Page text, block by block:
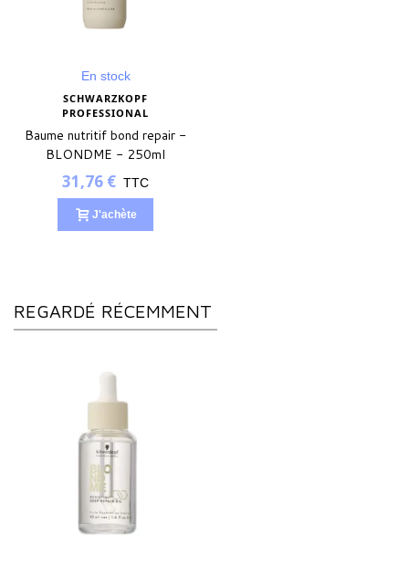
En stock
SCHWARZKOPF
PROFESSIONAL
Baume nutritif bond repair -
BLONDME - 250ml
31,76 € TTC
J'achète
REGARDÉ RÉCEMMENT